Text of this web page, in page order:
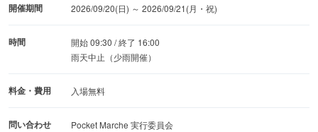
開催期間 2026/09/20(日) ～ 2026/09/21(月・祝)
時間
開始 09:30 / 終了 16:00
雨天中止（少雨開催）
料金・費用 入場無料
問い合わせ
Pocket Marche 実行委員会